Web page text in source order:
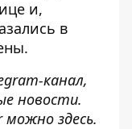
и,
в
канал,
новости.
можно здесь.